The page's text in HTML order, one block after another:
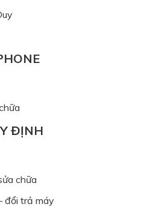
ĐỊNH
chữa
đổi trả máy